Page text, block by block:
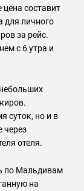
цена составит
для личного
за рейс.
с 6 утра и
суток, но и в
через
отеля.
по Мальдивам
на